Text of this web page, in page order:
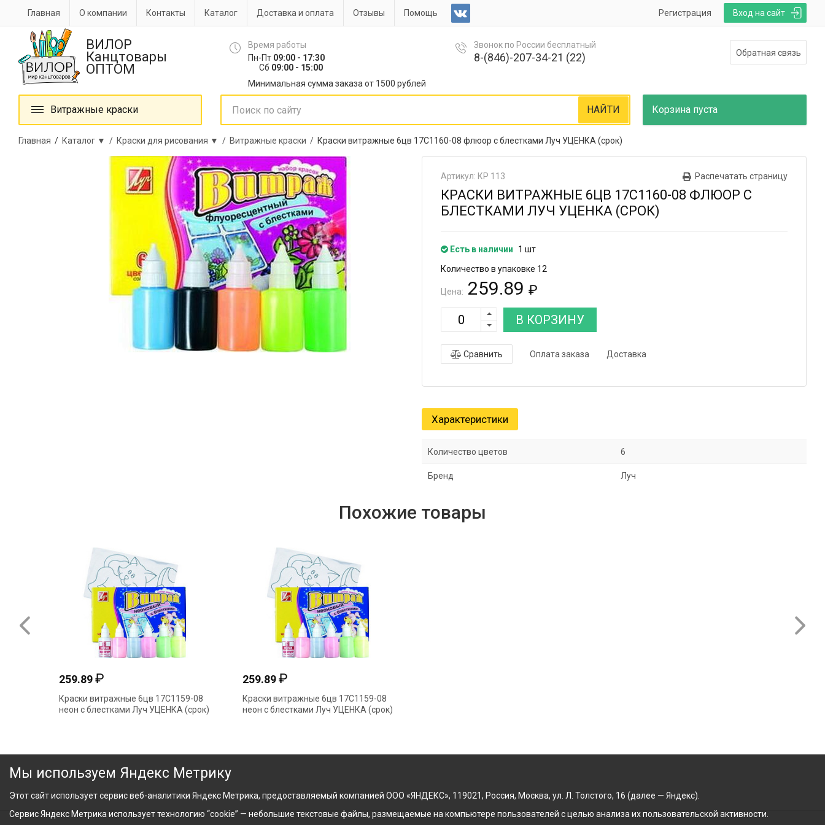
Вход на сайт
Регистрация
Главная О компании Контакты Каталог Доставка и оплата Отзывы Помощь
ВИЛОР
Канцтовары
ОПТОМ
Время работы
Пн-Пт 09:00 - 17:30
Сб 09:00 - 15:00
Минимальная сумма заказа от 1500 рублей
Звонок по России бесплатный
8-(846)-207-34-21 (22) Обратная связь
Витражные краски Корзина пуста
НАЙТИ
Главная / Каталог ▼ / Краски для рисования ▼ / Витражные краски / Краски витражные 6цв 17С1160-08 флюор с блестками Луч УЦЕНКА (срок)
Распечатать страницу
Артикул: КР 113
КРАСКИ ВИТРАЖНЫЕ 6ЦВ 17С1160-08 ФЛЮОР С
БЛЕСТКАМИ ЛУЧ УЦЕНКА (СРОК)
Есть в наличии
1 шт
Количество в упаковке 12
Цена: 259.89 ₽
В КОРЗИНУ
Сравнить Оплата заказа Доставка
Характеристики
Количество цветов 6
Бренд Луч
Похожие товары
259.89₽
Краски витражные 6цв 17С1159-08
неон с блестками Луч УЦЕНКА (срок)
259.89₽
Краски витражные 6цв 17С1159-08
неон с блестками Луч УЦЕНКА (срок)
Мы используем Яндекс Метрику
Этот сайт использует сервис веб-аналитики Яндекс Метрика, предоставляемый компанией ООО «ЯНДЕКС», 119021, Россия, Москва, ул. Л. Толстого, 16 (далее — Яндекс).
Сервис Яндекс Метрика использует технологию “cookie” — небольшие текстовые файлы, размещаемые на компьютере пользователей с целью анализа их пользовательской активности.